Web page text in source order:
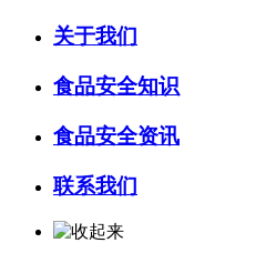
关于我们
食品安全知识
食品安全资讯
联系我们